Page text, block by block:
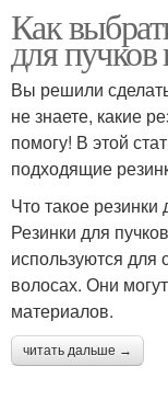
Как
для пучков
Вы решили
не знаете, какие
помогу! В этой
подходящие
Что такое резинки
Резинки для
используются для
волосах. Они
материалов.
читать дальше →